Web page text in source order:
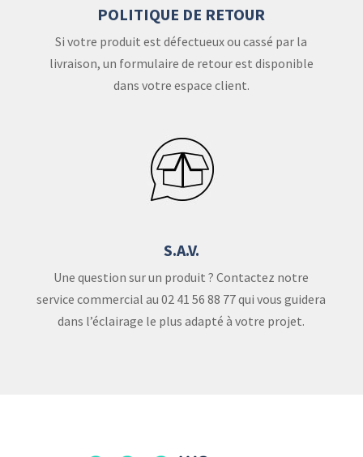
POLITIQUE DE RETOUR
Si votre produit est défectueux ou cassé par la
livraison, un formulaire de retour est disponible
dans votre espace client.
S.A.V.
Une question sur un produit ? Contactez notre
service commercial au 02 41 56 88 77 qui vous guidera
dans l’éclairage le plus adapté à votre projet.